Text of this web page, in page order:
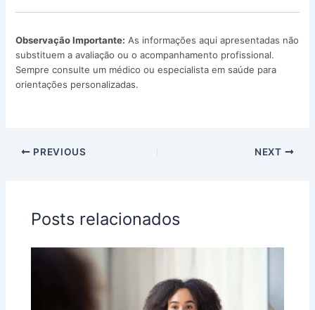
Observação Importante: As informações aqui apresentadas não
substituem a avaliação ou o acompanhamento profissional.
Sempre consulte um médico ou especialista em saúde para
orientações personalizadas.
PREVIOUS NEXT
Posts relacionados